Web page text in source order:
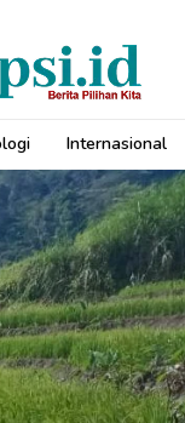
Internasional